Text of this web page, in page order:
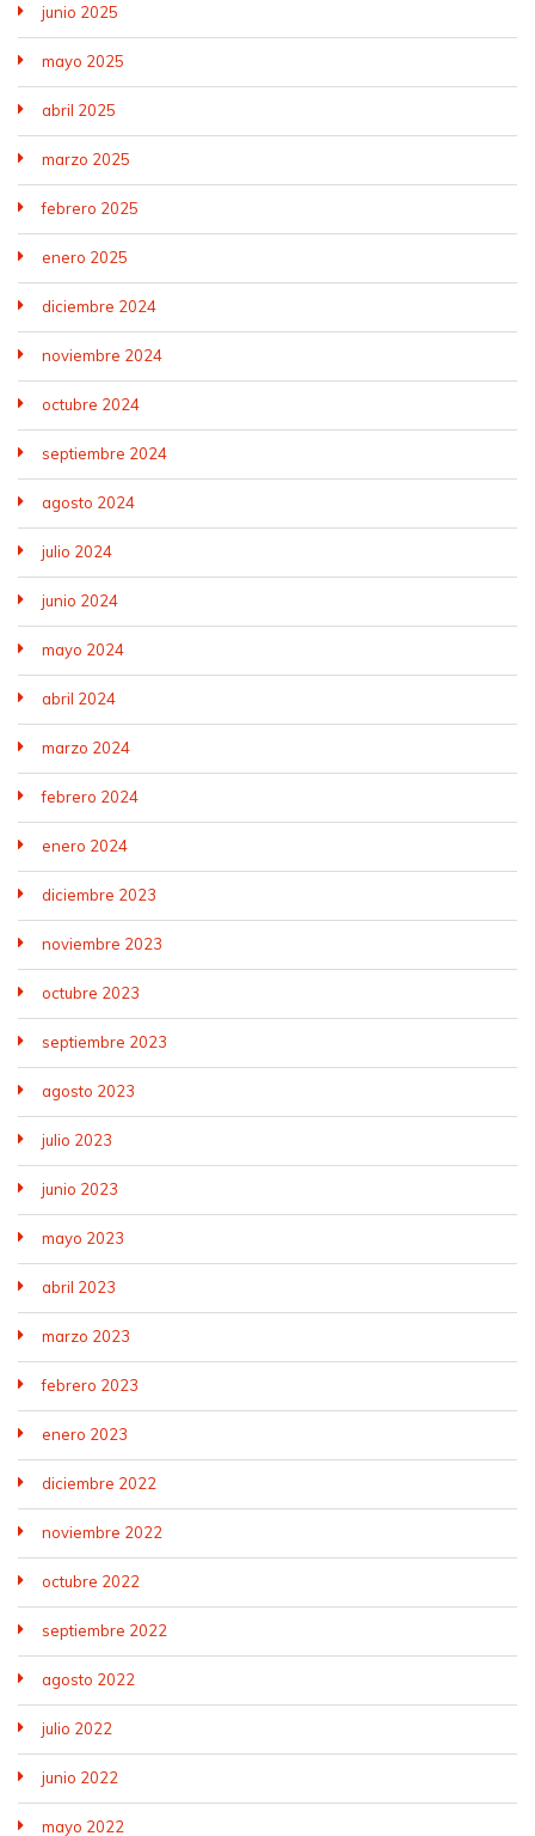
junio 2025
mayo 2025
abril 2025
marzo 2025
febrero 2025
enero 2025
diciembre 2024
noviembre 2024
octubre 2024
septiembre 2024
agosto 2024
julio 2024
junio 2024
mayo 2024
abril 2024
marzo 2024
febrero 2024
enero 2024
diciembre 2023
noviembre 2023
octubre 2023
septiembre 2023
agosto 2023
julio 2023
junio 2023
mayo 2023
abril 2023
marzo 2023
febrero 2023
enero 2023
diciembre 2022
noviembre 2022
octubre 2022
septiembre 2022
agosto 2022
julio 2022
junio 2022
mayo 2022